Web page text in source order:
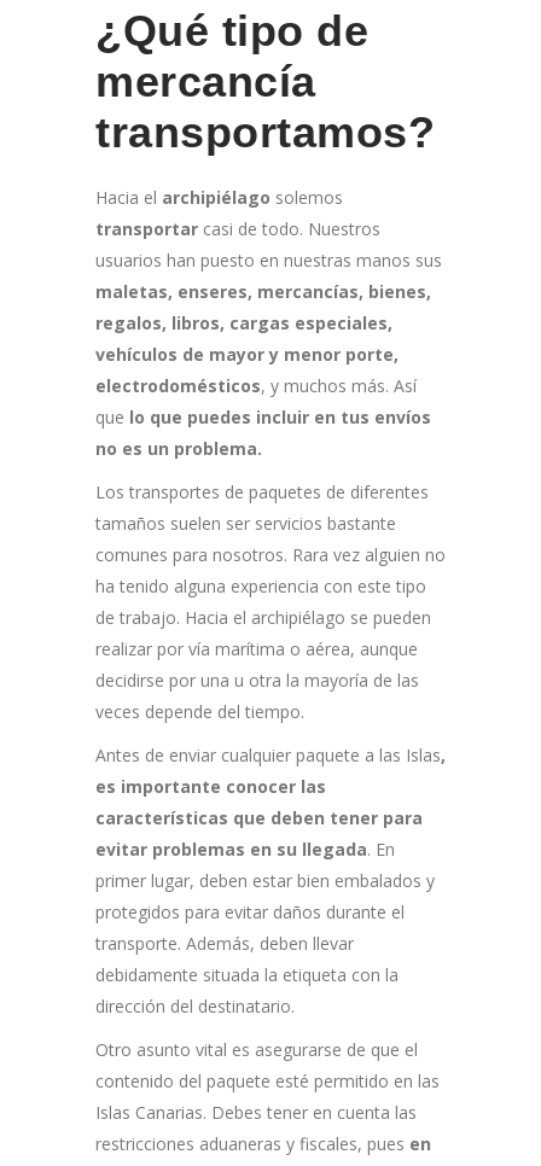
¿Qué tipo de
mercancía
transportamos?
Hacia el archipiélago solemos
transportar casi de todo. Nuestros
usuarios han puesto en nuestras manos sus
maletas, enseres, mercancías, bienes,
regalos, libros, cargas especiales,
vehículos de mayor y menor porte,
electrodomésticos, y muchos más. Así
que lo que puedes incluir en tus envíos
no es un problema.
Los transportes de paquetes de diferentes
tamaños suelen ser servicios bastante
comunes para nosotros. Rara vez alguien no
ha tenido alguna experiencia con este tipo
de trabajo. Hacia el archipiélago se pueden
realizar por vía marítima o aérea, aunque
decidirse por una u otra la mayoría de las
veces depende del tiempo.
Antes de enviar cualquier paquete a las Islas,
es importante conocer las
características que deben tener para
evitar problemas en su llegada. En
primer lugar, deben estar bien embalados y
protegidos para evitar daños durante el
transporte. Además, deben llevar
debidamente situada la etiqueta con la
dirección del destinatario.
Otro asunto vital es asegurarse de que el
contenido del paquete esté permitido en las
Islas Canarias. Debes tener en cuenta las
restricciones aduaneras y fiscales, pues en